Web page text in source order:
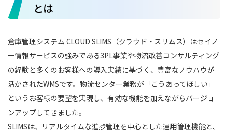
とは
倉庫管理システム CLOUD SLIMS（クラウド・スリムス）はセイノ
ー情報サービスの強みである3PL事業や物流改善コンサルティング
の経験と多くのお客様への導入実績に基づく、豊富なノウハウが
活かされたWMSです。物流センター業務が「こうあってほしい」
というお客様の要望を実現し、有効な機能を加えながらバージョ
ンアップしてきました。
SLIMSは、リアルタイムな進捗管理を中心とした運用管理機能と、